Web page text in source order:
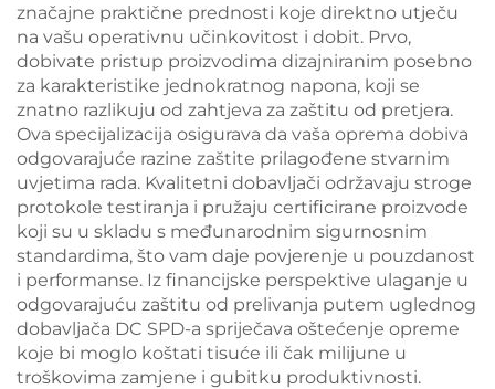
značajne praktične prednosti koje direktno utječu
na vašu operativnu učinkovitost i dobit. Prvo,
dobivate pristup proizvodima dizajniranim posebno
za karakteristike jednokratnog napona, koji se
znatno razlikuju od zahtjeva za zaštitu od pretjera.
Ova specijalizacija osigurava da vaša oprema dobiva
odgovarajuće razine zaštite prilagođene stvarnim
uvjetima rada. Kvalitetni dobavljači održavaju stroge
protokole testiranja i pružaju certificirane proizvode
koji su u skladu s međunarodnim sigurnosnim
standardima, što vam daje povjerenje u pouzdanost
i performanse. Iz financijske perspektive ulaganje u
odgovarajuću zaštitu od prelivanja putem uglednog
dobavljača DC SPD-a spriječava oštećenje opreme
koje bi moglo koštati tisuće ili čak milijune u
troškovima zamjene i gubitku produktivnosti.